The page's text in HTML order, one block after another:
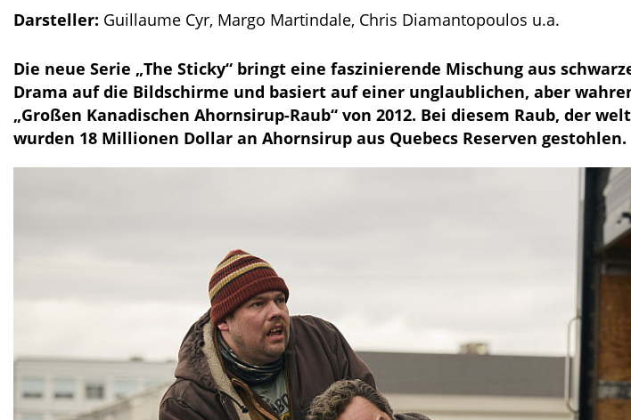
Darsteller: Guillaume Cyr, Margo Martindale, Chris Diamantopoulos u.a.
Die neue Serie „The Sticky“ bringt eine faszinierende Mischung aus
Drama auf die Bildschirme und basiert auf einer unglaublichen, aber
„Großen Kanadischen Ahornsirup-Raub“ von 2012. Bei diesem Raub, der
wurden 18 Millionen Dollar an Ahornsirup aus Quebecs Reserven gestohlen.